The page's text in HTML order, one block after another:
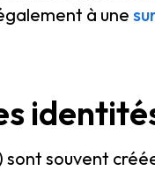
à une
sont souvent